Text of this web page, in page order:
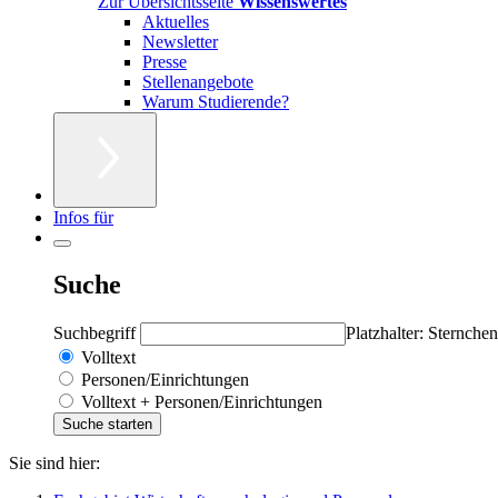
Aktuelles
Newsletter
Presse
Stellenangebote
Warum Studierende?
Infos für
Suche
Suchbegriff
Platzhalter:
Volltext
Personen/Einrichtungen
Volltext + Personen/Einrichtungen
Sie sind hier: